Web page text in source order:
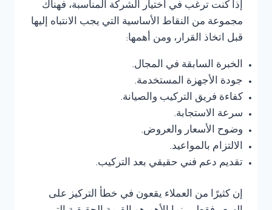
إذا كنت ترغب في اختيار الشركة المناسبة، فهناك
مجموعة من النقاط الأساسية التي يجب الانتباه إليها
قبل اتخاذ القرار، ومن أهمها:
الخبرة السابقة في المجال.
جودة الأجهزة المستخدمة.
كفاءة فريق التركيب والصيانة.
سرعة الاستجابة.
وضوح الأسعار والعروض.
الالتزام بالمواعيد.
تقديم دعم فني حقيقي بعد التركيب.
إن كثيرًا من العملاء يقعون في خطأ التركيز على